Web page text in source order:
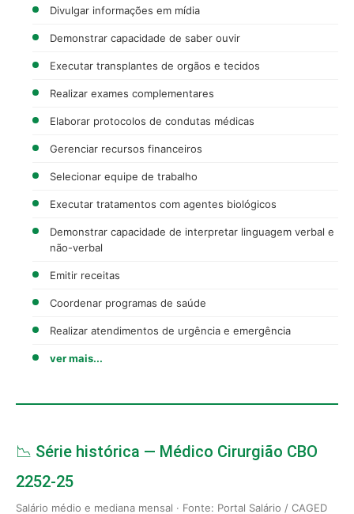
Divulgar informações em mídia
Demonstrar capacidade de saber ouvir
Executar transplantes de orgãos e tecidos
Realizar exames complementares
Elaborar protocolos de condutas médicas
Gerenciar recursos financeiros
Selecionar equipe de trabalho
Executar tratamentos com agentes biológicos
Demonstrar capacidade de interpretar linguagem verbal e
não-verbal
Emitir receitas
Coordenar programas de saúde
Realizar atendimentos de urgência e emergência
ver mais...
📉 Série histórica — Médico Cirurgião CBO
2252-25
Salário médio e mediana mensal · Fonte: Portal Salário / CAGED